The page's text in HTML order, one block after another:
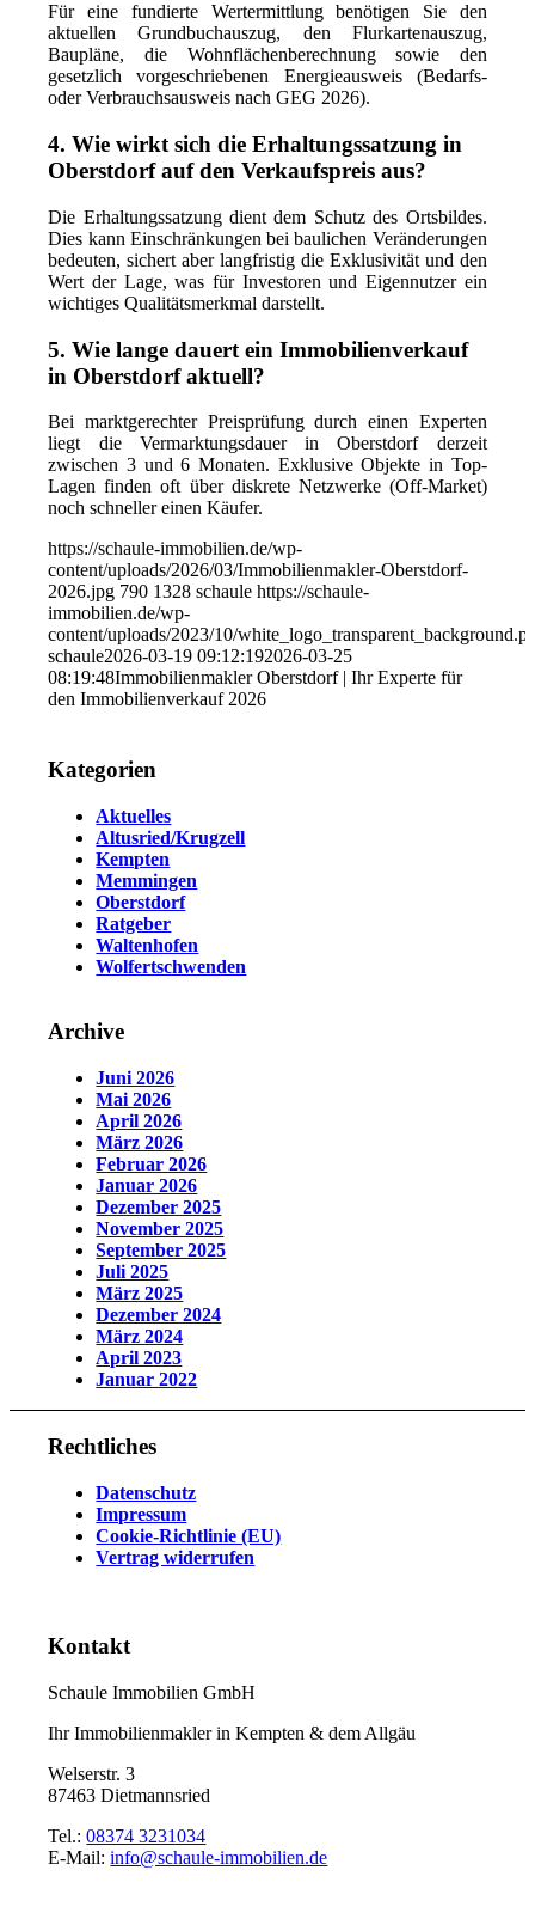
Für eine fundierte Wertermittlung benötigen Sie den
aktuellen Grundbuchauszug, den Flurkartenauszug,
Baupläne, die Wohnflächenberechnung sowie den
gesetzlich vorgeschriebenen Energieausweis (Bedarfs-
oder Verbrauchsausweis nach GEG 2026).
4. Wie wirkt sich die Erhaltungssatzung in
Oberstdorf auf den Verkaufspreis aus?
Die Erhaltungssatzung dient dem Schutz des Ortsbildes.
Dies kann Einschränkungen bei baulichen Veränderungen
bedeuten, sichert aber langfristig die Exklusivität und den
Wert der Lage, was für Investoren und Eigennutzer ein
wichtiges Qualitätsmerkmal darstellt.
5. Wie lange dauert ein Immobilienverkauf
in Oberstdorf aktuell?
Bei marktgerechter Preisprüfung durch einen Experten
liegt die Vermarktungsdauer in Oberstdorf derzeit
zwischen 3 und 6 Monaten. Exklusive Objekte in Top-
Lagen finden oft über diskrete Netzwerke (Off-Market)
noch schneller einen Käufer.
https://schaule-immobilien.de/wp-
content/uploads/2026/03/Immobilienmakler-Oberstdorf-
2026.jpg 790 1328 schaule https://schaule-
immobilien.de/wp-
content/uploads/2023/10/
schaule2026-03-19 09:12:192026-03-25
08:19:48Immobilienmakler Oberstdorf | Ihr Experte für
den Immobilienverkauf 2026
Kategorien
Aktuelles
Altusried/Krugzell
Kempten
Memmingen
Oberstdorf
Ratgeber
Waltenhofen
Wolfertschwenden
Archive
Juni 2026
Mai 2026
April 2026
März 2026
Februar 2026
Januar 2026
Dezember 2025
November 2025
September 2025
Juli 2025
März 2025
Dezember 2024
März 2024
April 2023
Januar 2022
Rechtliches
Datenschutz
Impressum
Cookie-Richtlinie (EU)
Vertrag widerrufen
Kontakt
Schaule Immobilien GmbH
Ihr Immobilienmakler in Kempten & dem Allgäu
Welserstr. 3
87463 Dietmannsried
Tel.:08374 3231034
E-Mail:info@schaule-immobilien.de